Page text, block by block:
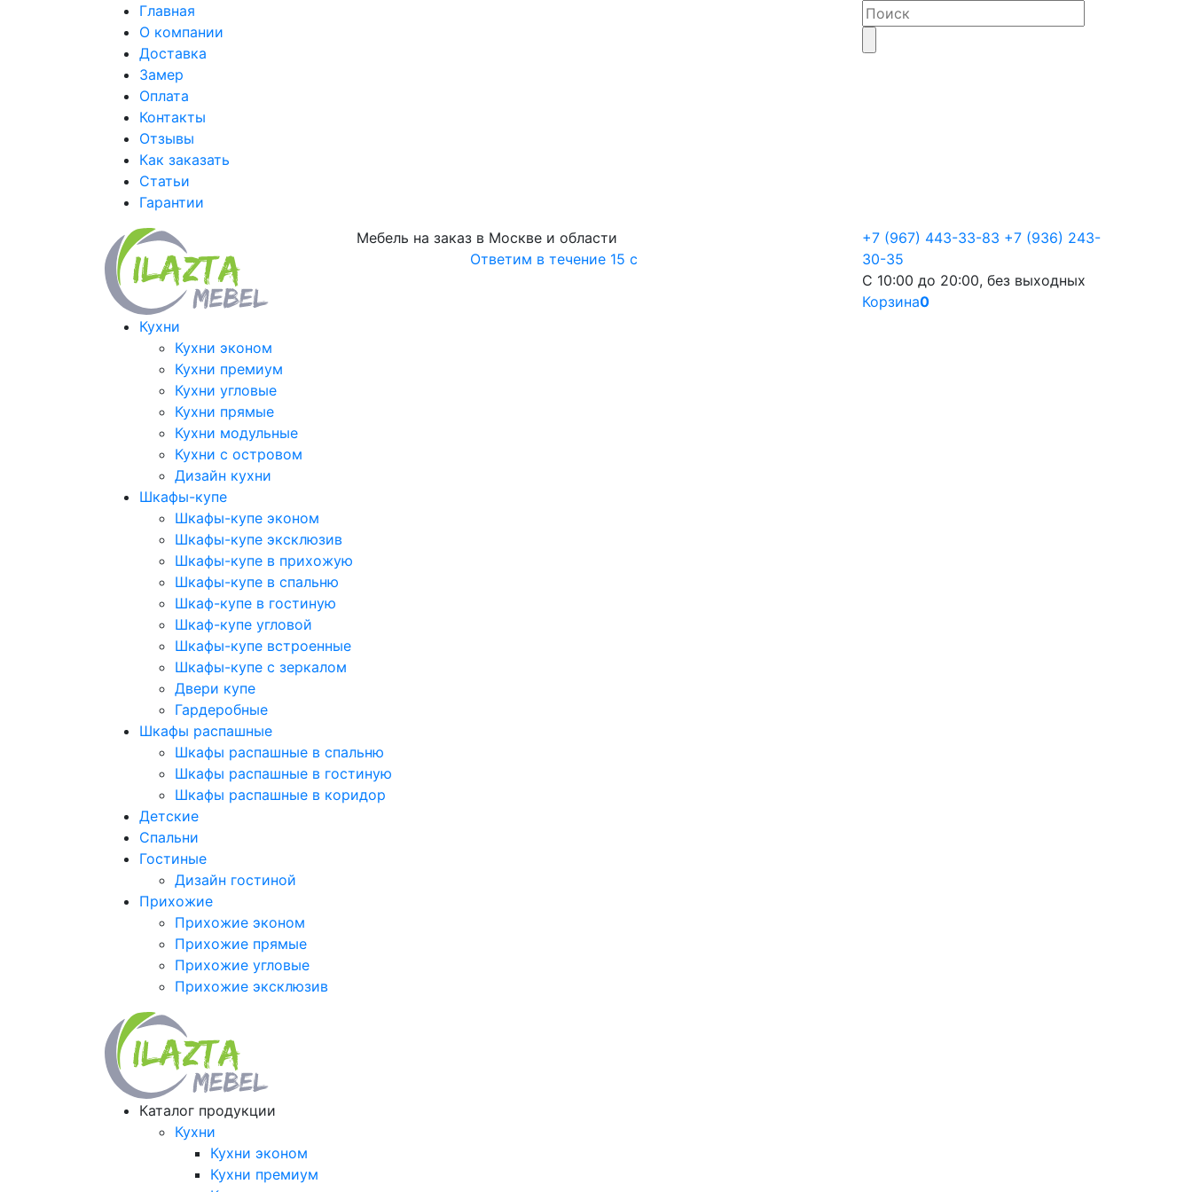
Главная
О компании
Доставка
Замер
Оплата
Контакты
Отзывы
Как заказать
Статьи
Гарантии
Мебель на заказ в Москве и области
Ответим в течение 15 с
+7 (967) 443-33-83 +7 (936) 243-
30-35
С 10:00 до 20:00, без выходных
Корзина0
Кухни
Кухни эконом
Кухни премиум
Кухни угловые
Кухни прямые
Кухни модульные
Кухни с островом
Дизайн кухни
Шкафы-купе
Шкафы-купе эконом
Шкафы-купе эксклюзив
Шкафы-купе в прихожую
Шкафы-купе в спальню
Шкаф-купе в гостиную
Шкаф-купе угловой
Шкафы-купе встроенные
Шкафы-купе с зеркалом
Двери купе
Гардеробные
Шкафы распашные
Шкафы распашные в спальню
Шкафы распашные в гостиную
Шкафы распашные в коридор
Детские
Спальни
Гостиные
Дизайн гостиной
Прихожие
Прихожие эконом
Прихожие прямые
Прихожие угловые
Прихожие эксклюзив
Каталог продукции
Кухни
Кухни эконом
Кухни премиум